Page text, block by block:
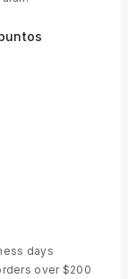
days
over $200